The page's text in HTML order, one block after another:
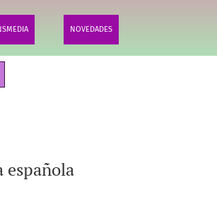
NOVEDADES
española